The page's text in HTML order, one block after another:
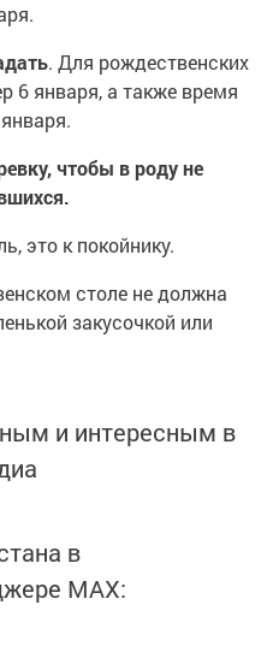
. Для рождественских
6 января, а также время
чтобы в роду не
это к покойнику.
столе не должна
закусочкой или
и интересным в
в
MАХ: